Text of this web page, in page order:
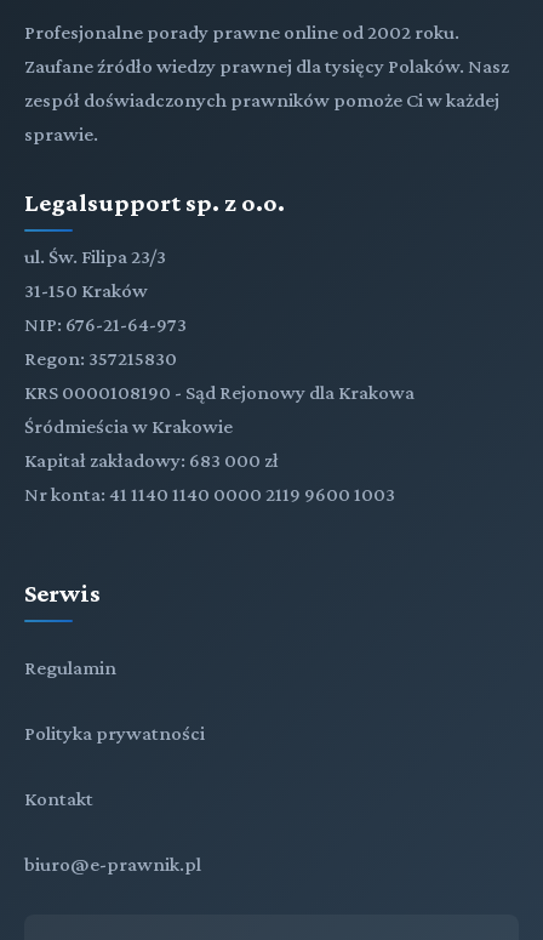
Profesjonalne porady prawne online od 2002 roku.
Zaufane źródło wiedzy prawnej dla tysięcy Polaków. Nasz
zespół doświadczonych prawników pomoże Ci w każdej
sprawie.
Legalsupport sp. z o.o.
ul. Św. Filipa 23/3
31-150 Kraków
NIP: 676-21-64-973
Regon: 357215830
KRS 0000108190 - Sąd Rejonowy dla Krakowa
Śródmieścia w Krakowie
Kapitał zakładowy: 683 000 zł
Nr konta: 41 1140 1140 0000 2119 9600 1003
Serwis
Regulamin
Polityka prywatności
Kontakt
biuro@e-prawnik.pl